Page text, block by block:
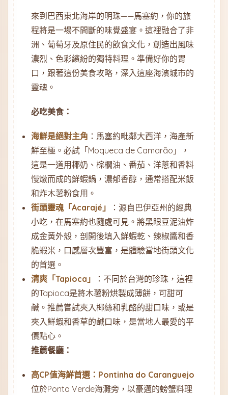
來到巴西東北海岸的明珠——馬塞約，你的旅
程將是一場不間斷的味覺盛宴。這裡融合了非
洲、葡萄牙及原住民的飲食文化，創造出風味
濃烈、色彩繽紛的獨特料理。準備好你的胃
口，跟著這份美食攻略，深入這座海濱城市的
靈魂。
必吃美食：
海鮮是絕對主角 ：馬塞約毗鄰大西洋，海產新
鮮至極。必試「Moqueca de Camarão」，
這是一道用椰奶、棕櫚油、番茄、洋蔥和香料
慢燉而成的鮮蝦鍋，濃郁香醇，通常搭配米飯
和炸木薯粉食用。
街頭靈魂「Acarajé」
：源自巴伊亞州的經典
小吃，在馬塞約也隨處可見。將黑眼豆泥油炸
成金黃外殼，剖開後填入鮮蝦乾、辣椒醬和香
脆蝦米，口感層次豐富，是體驗當地街頭文化
的首選。
清爽「Tapioca」
：不同於台灣的珍珠，這裡
的Tapioca是將木薯粉烘製成薄餅，可甜可
鹹。推薦嘗試夾入椰絲和乳酪的甜口味，或是
夾入鮮蝦和香草的鹹口味，是當地人最愛的平
價點心。
推薦餐廳：
高CP值海鮮首選：Pontinha do Caranguejo
位於Ponta Verde海灘旁，以豪邁的螃蟹料理